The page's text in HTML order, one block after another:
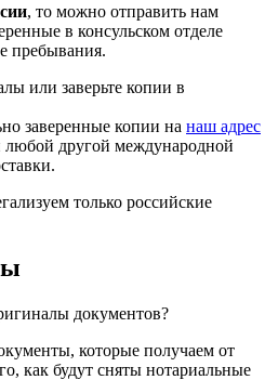
, то можно отправить нам
в консульском отделе
пребывания.
или заверьте копии в
заверенные копии на наш адрес
любой другой международной
только российские
документов?
которые получаем от
как будут сняты нотариальные